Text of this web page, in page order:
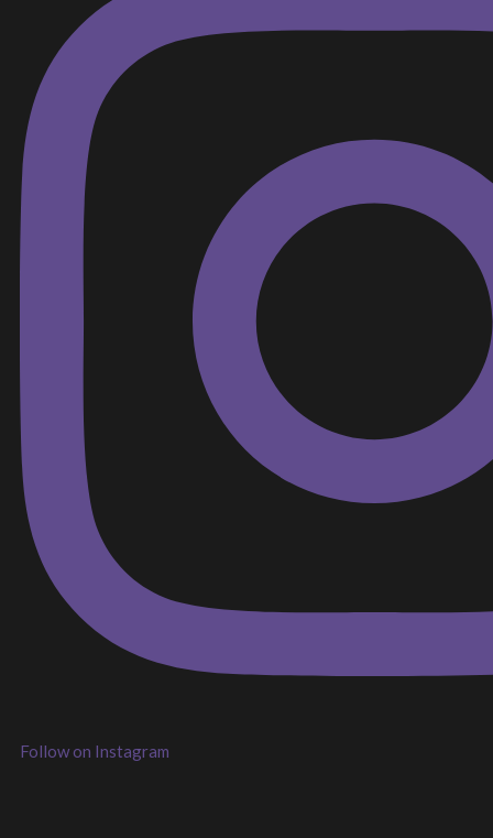
Follow on Instagram